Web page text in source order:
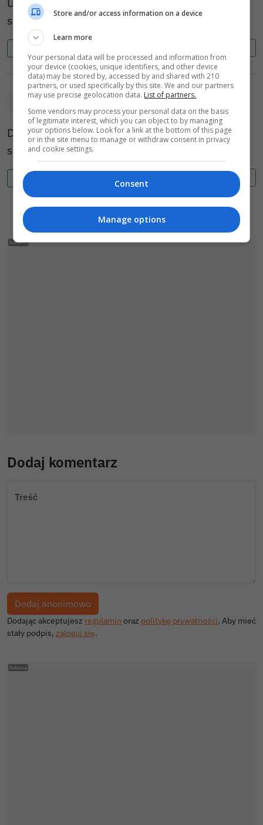
się na dechach wracają.
anonim (vkOc3) 2026-06-16 21:10
Dlaczego redaktor wspiera i promuje lokalnego i
skorumpowanego urzędnika z ratusza?
0 Zgłoś
Dodaj komentarz
Treść
Dodając akceptujesz regulamin oraz politykę prywatności. Aby mieć
stały podpis, zaloguj się.
Store and/or access information on a device
Learn more
Your personal data will be processed and information from
your device (cookies, unique identifiers, and other device
data) may be stored by, accessed by and shared with 210
partners, or used specifically by this site. We and our partners
may use precise geolocation data. List of partners.
Some vendors may process your personal data on the basis
of legitimate interest, which you can object to by managing
your options below. Look for a link at the bottom of this page
or in the site menu to manage or withdraw consent in privacy
and cookie settings.
Consent
Manage options